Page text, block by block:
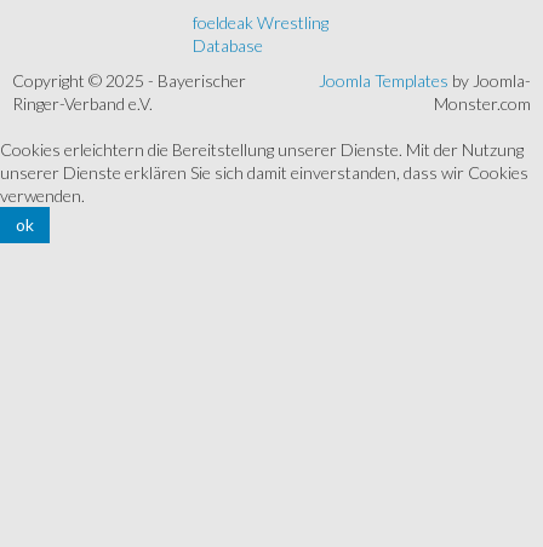
foeldeak Wrestling
Database
Copyright © 2025 - Bayerischer
Ringer-Verband e.V.
Joomla Templates by Joomla-
Monster.com
Cookies erleichtern die Bereitstellung unserer Dienste. Mit der Nutzung
unserer Dienste erklären Sie sich damit einverstanden, dass wir Cookies
verwenden.
ok